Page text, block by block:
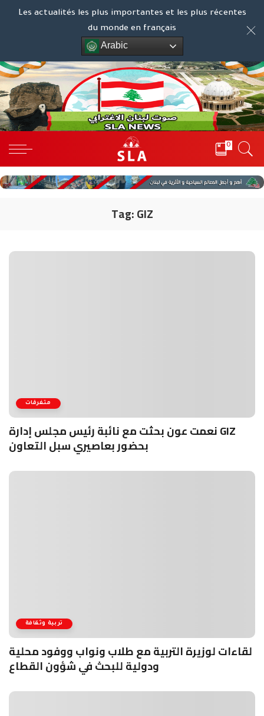
Les actualités les plus importantes et les plus récentes
du monde en français
Arabic
0
Tag:GIZ
متفرقات
نعمت عون بحثت مع نائبة رئيس مجلس إدارة GIZ
بحضور بعاصيري سبل التعاون
تربية وثقافة
لقاءات لوزيرة التربية مع طلاب ونواب ووفود محلية
ودولية للبحث في شؤون القطاع